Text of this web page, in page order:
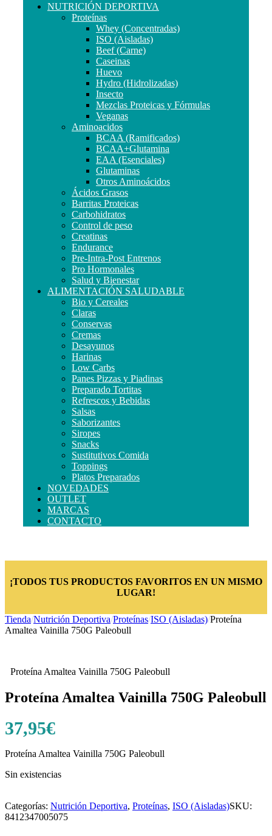
NUTRICIÓN DEPORTIVA
Proteínas
Whey (Concentradas)
ISO (Aisladas)
Beef (Carne)
Caseinas
Huevo
Hydro (Hidrolizadas)
Insecto
Mezclas Proteicas y Fórmulas
Veganas
Aminoacidos
BCAA (Ramificados)
BCAA+Glutamina
EAA (Esenciales)
Glutaminas
Otros Aminoácidos
Ácidos Grasos
Barritas Proteicas
Carbohidratos
Control de peso
Creatinas
Endurance
Pre-Intra-Post Entrenos
Pro Hormonales
Salud y Bienestar
ALIMENTACIÓN SALUDABLE
Bio y Cereales
Claras
Conservas
Cremas
Desayunos
Harinas
Low Carbs
Panes Pizzas y Piadinas
Preparado Tortitas
Refrescos y Bebidas
Salsas
Saborizantes
Siropes
Snacks
Sustitutivos Comida
Toppings
Platos Preparados
NOVEDADES
OUTLET
MARCAS
CONTACTO
¡TODOS TUS PRODUCTOS FAVORITOS EN UN MISMO
LUGAR!
Tienda/Nutrición Deportiva/Proteínas/ISO (Aisladas)/Proteína
Amaltea Vainilla 750G Paleobull
Proteína Amaltea Vainilla 750G Paleobull
Proteína Amaltea Vainilla 750G Paleobull
37,95€
Proteína Amaltea Vainilla 750G Paleobull
Sin existencias
Categorías: Nutrición Deportiva, Proteínas, ISO (Aisladas)SKU:
8412347005075